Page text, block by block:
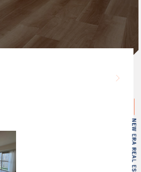
/home/newerakk/